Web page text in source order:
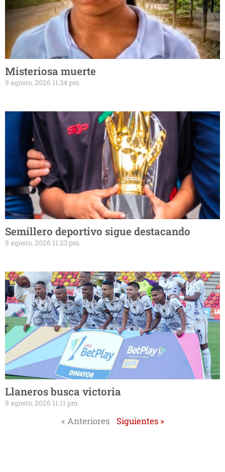
Misteriosa muerte
9 agosto, 2026 11:34 pm
Semillero deportivo sigue destacando
9 agosto, 2026 11:23 pm
Llaneros busca victoria
9 agosto, 2026 11:11 pm
« Anteriores Siguientes »